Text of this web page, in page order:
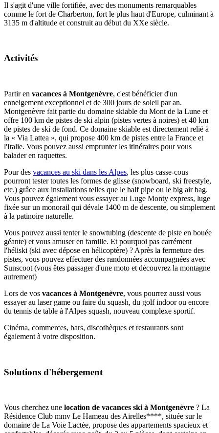
Il s'agit d'une ville fortifiée, avec des monuments remarquables
comme le fort de Charberton, fort le plus haut d'Europe, culminant à
3135 m d'altitude et construit au début du XXe siècle.
Activités
Partir en vacances à Montgenèvre, c'est bénéficier d'un
enneigement exceptionnel et de 300 jours de soleil par an.
Montgenèvre fait partie du domaine skiable du Mont de la Lune et
offre 100 km de pistes de ski alpin (pistes vertes à noires) et 40 km
de pistes de ski de fond. Ce domaine skiable est directement relié à
la « Via Lattea », qui propose 400 km de pistes entre la France et
l'Italie. Vous pouvez aussi emprunter les itinéraires pour vous
balader en raquettes.
Pour des vacances au ski dans les Alpes, les plus casse-cous
pourront tester toutes les formes de glisse (snowboard, ski freestyle,
etc.) grâce aux installations telles que le half pipe ou le big air bag.
Vous pouvez également vous essayer au Luge Monty express, luge
fixée sur un monorail qui dévale 1400 m de descente, ou simplement
à la patinoire naturelle.
Vous pouvez aussi tenter le snowtubing (descente de piste en bouée
géante) et vous amuser en famille. Et pourquoi pas carrément
l'héliski (ski avec dépose en hélicoptère) ? Après la fermeture des
pistes, vous pouvez effectuer des randonnées accompagnées avec
Sunscoot (vous êtes passager d'une moto et découvrez la montagne
autrement)
Lors de vos vacances à Montgenèvre, vous pourrez aussi vous
essayer au laser game ou faire du squash, du golf indoor ou encore
du tennis de table à l'Alpes squash, nouveau complexe sportif.
Cinéma, commerces, bars, discothèques et restaurants sont
également à votre disposition.
Solutions d'hébergement
Vous cherchez une location de vacances ski à Montgenèvre ? La
Résidence Club mmv Le Hameau des Airelles****, située sur le
domaine de La Voie Lactée, propose des appartements spacieux et